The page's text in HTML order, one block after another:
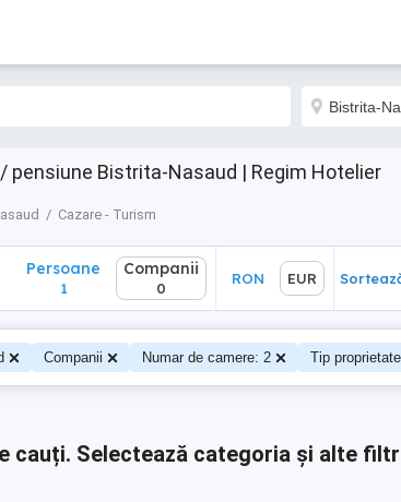
pensiune Bistrita-Nasaud | Regim Hotelier
Cazare - Turism
Persoane
1
Companii
0
RON EUR
Companii Numar de camere: 2 Tip
cauți. Selectează categoria și alte